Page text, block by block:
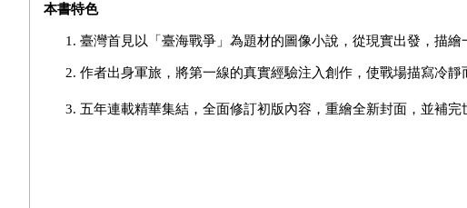
本書特色
1. 臺灣首見以「臺海戰爭」為題材的圖像小說，從現實出發，描
2. 作者出身軍旅，將第一線的真實經驗注入創作，使戰場描寫冷靜
3. 五年連載精華集結，全面修訂初版內容，重繪全新封面，並補